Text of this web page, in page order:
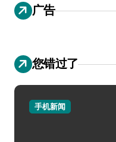
广告
您错过了
手机新闻